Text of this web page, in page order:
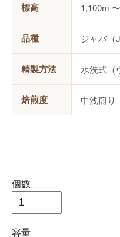
標高 1,100m
品種 ジャバ（
精製方法 水洗式（
焙煎度 中浅煎り
個数
容量